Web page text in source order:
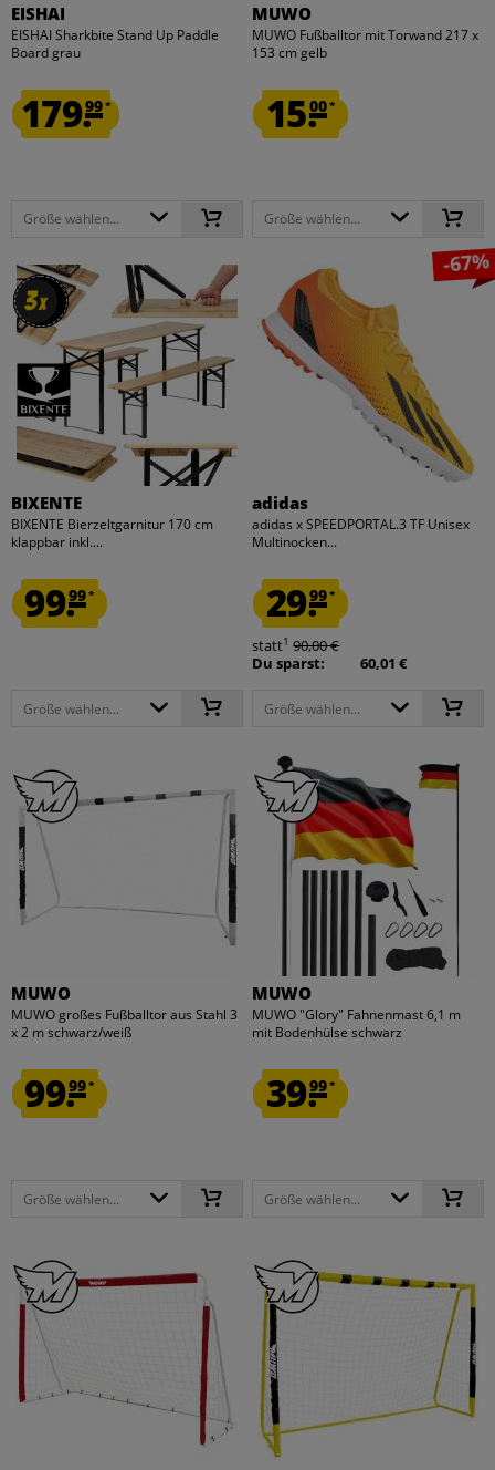
EISHAI
EISHAI Sharkbite Stand Up Paddle
Board grau
179.99*
Größe wählen...
MUWO
MUWO Fußballtor mit Torwand 217 x
153 cm gelb
15.00*
Größe wählen...
3x
3x
BIXENTE
BIXENTE Bierzeltgarnitur 170 cm
klappbar inkl....
99.99*
Größe wählen...
-67%
adidas
adidas x SPEEDPORTAL.3 TF Unisex
Multinocken...
29.99*
statt1 90,00 €
Du sparst:
60,01 €
Größe wählen...
MUWO
MUWO großes Fußballtor aus Stahl 3
x 2 m schwarz/weiß
99.99*
Größe wählen...
MUWO
MUWO "Glory" Fahnenmast 6,1 m
mit Bodenhülse schwarz
39.99*
Größe wählen...